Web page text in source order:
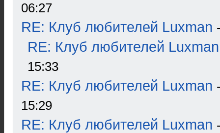
06:27
RE: Клуб любителей Luxman
RE: Клуб любителей Luxman
15:33
RE: Клуб любителей Luxman
15:29
RE: Клуб любителей Luxman